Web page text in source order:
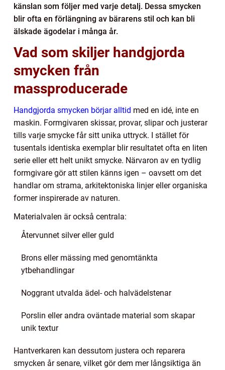
känslan som följer med varje detalj. Dessa smycken
blir ofta en förlängning av bärarens stil och kan bli
älskade ägodelar i många år.
Vad som skiljer handgjorda
smycken från
massproducerade
Handgjorda smycken börjar alltid med en idé, inte en
maskin. Formgivaren skissar, provar, slipar och justerar
tills varje smycke får sitt unika uttryck. I stället för
tusentals identiska exemplar blir resultatet ofta en liten
serie eller ett helt unikt smycke. Närvaron av en tydlig
formgivare gör att stilen känns igen – oavsett om det
handlar om strama, arkitektoniska linjer eller organiska
former inspirerade av naturen.
Materialvalen är också centrala:
Återvunnet silver eller guld
Brons eller mässing med genomtänkta
ytbehandlingar
Noggrant utvalda ädel- och halvädelstenar
Porslin eller andra oväntade material som skapar
unik textur
Hantverkaren kan dessutom justera och reparera
smycken år senare, vilket gör dem mer långsiktiga än